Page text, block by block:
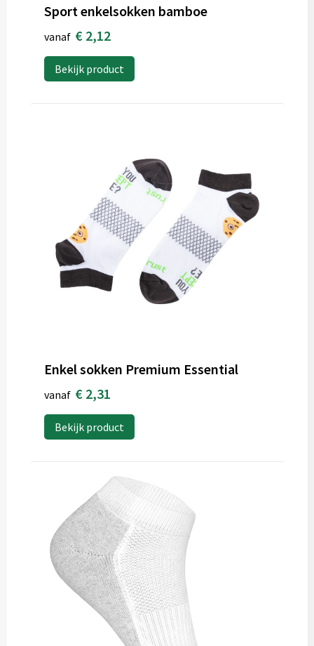
Sport enkelsokken bamboe
vanaf € 2,12
Bekijk product
Enkel sokken Premium Essential
vanaf € 2,31
Bekijk product